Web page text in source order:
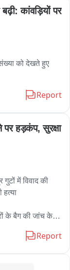
सीवान, सारण,
शामिल
दौर जारी रहेगा।
बारिश होने का
है, जबकि इस अवधि
जहां अधिकतम
कांवड़ियों पर
को देखते हुए
Report
हड़कंप, सुरक्षा
में विवाद की
हत्या
के बैग की जांच के
मिले हैं। पता चलने के
Report